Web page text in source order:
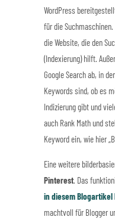
WordPress
für die
die Website, die den
(Indexierung) hilft.
Google Search ab, in
Keywords sind, ob es
Indizierung gibt und
auch Rank Math und
Keyword ein, wie hier
Eine weitere
Pinterest. Das
in diesem
machtvoll für Blogger